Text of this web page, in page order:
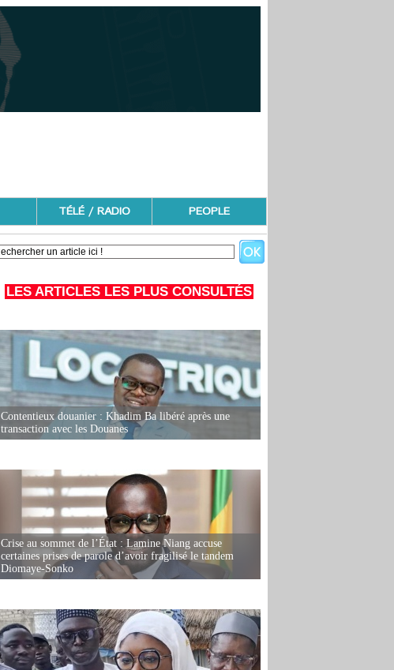
TÉLÉ / RADIO PEOPLE
LES ARTICLES LES PLUS CONSULTÉS
Contentieux douanier : Khadim Ba libéré après une
transaction avec les Douanes
Crise au sommet de l’État : Lamine Niang accuse
certaines prises de parole d’avoir fragilisé le tandem
Diomaye-Sonko